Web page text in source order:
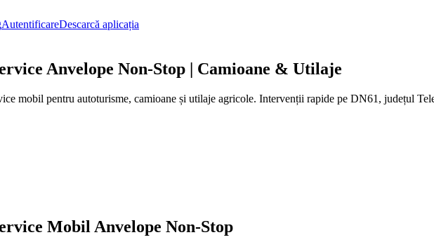
AutentificareDescarcă aplicația
Anvelope Non-Stop | Camioane & Utilaje
mobil pentru autoturisme, camioane și utilaje agricole. Intervenții rapide pe DN61, județul
Mobil Anvelope Non-Stop